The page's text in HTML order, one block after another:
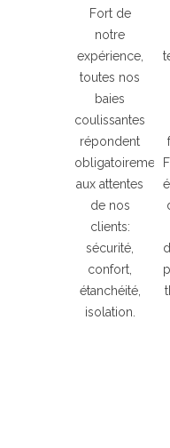
Fort de
notre
expérience,
toutes nos
baies
coulissantes
répondent
obligatoirement
aux attentes
de nos
clients:
sécurité,
confort,
étanchéité,
isolation.